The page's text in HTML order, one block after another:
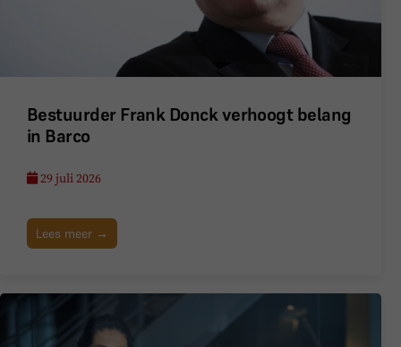
Bestuurder Frank Donck verhoogt belang
in Barco
29 juli 2026
Lees meer →